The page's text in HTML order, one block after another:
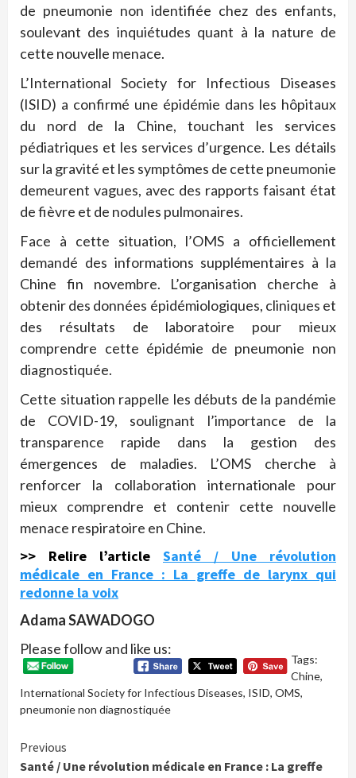
de pneumonie non identifiée chez des enfants,
soulevant des inquiétudes quant à la nature de
cette nouvelle menace.
L’International Society for Infectious Diseases
(ISID) a confirmé une épidémie dans les hôpitaux
du nord de la Chine, touchant les services
pédiatriques et les services d’urgence. Les détails
sur la gravité et les symptômes de cette pneumonie
demeurent vagues, avec des rapports faisant état
de fièvre et de nodules pulmonaires.
Face à cette situation, l’OMS a officiellement
demandé des informations supplémentaires à la
Chine fin novembre. L’organisation cherche à
obtenir des données épidémiologiques, cliniques et
des résultats de laboratoire pour mieux
comprendre cette épidémie de pneumonie non
diagnostiquée.
Cette situation rappelle les débuts de la pandémie
de COVID-19, soulignant l’importance de la
transparence rapide dans la gestion des
émergences de maladies. L’OMS cherche à
renforcer la collaboration internationale pour
mieux comprendre et contenir cette nouvelle
menace respiratoire en Chine.
>> Relire l’article Santé / Une révolution
médicale en France : La greffe de larynx qui
redonne la voix
Adama SAWADOGO
Please follow and like us:
Tags:
Chine,
International Society for Infectious Diseases, ISID, OMS,
pneumonie non diagnostiquée
Continue
Previous
Santé / Une révolution médicale en France : La greffe